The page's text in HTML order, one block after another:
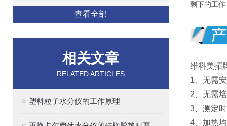
查看全部
相关文章
RELATED ARTICLES
塑料粒子水分仪的工作原理
剩下的工
维科美拓
1、无需
2、无需
3、测定
4、加热